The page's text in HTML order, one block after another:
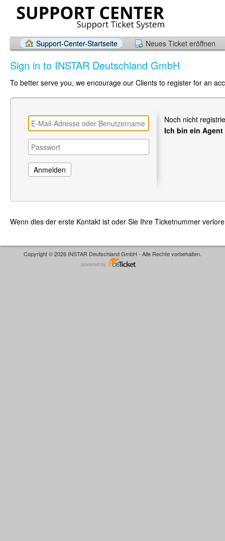
Support-Center-Startseite Neues Ticket eröffnen
Sign in to INSTAR Deutschland GmbH
To better serve you, we encourage our Clients to register for an
Noch nicht
Ich bin ein Agent
Wenn dies der erste Kontakt ist oder Sie Ihre Ticketnummer
Copyright © 2026 INSTAR Deutschland GmbH - Alle Rechte vorbehalten.